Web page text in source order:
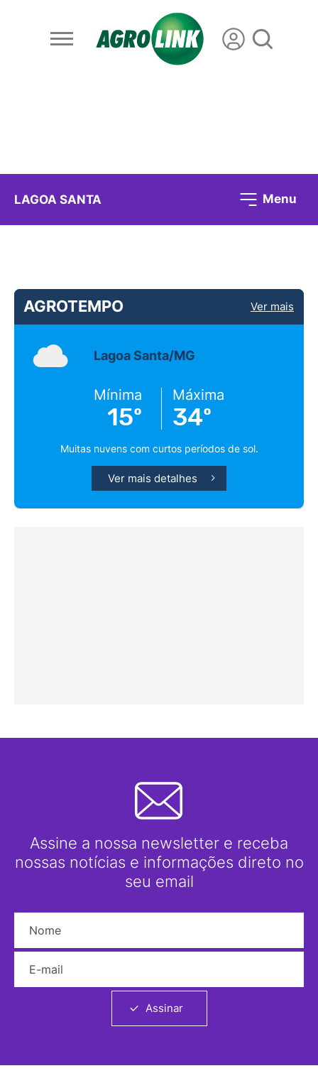
LAGOA SANTA Menu
AGROTEMPO Ver mais
Lagoa Santa/MG
Mínima
15º
Máxima
34º
Muitas nuvens com curtos períodos de sol.
Ver mais detalhes
Assine a nossa newsletter e receba
nossas notícias e informações direto no
seu email
Assinar